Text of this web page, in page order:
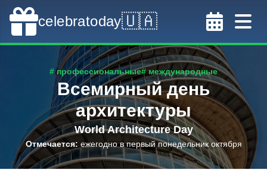
celebratoday🇺🇦
# профессиональные# международные
Всемирный день
архитектуры
World Architecture Day
Отмечается: ежегодно в первый понедельник октября